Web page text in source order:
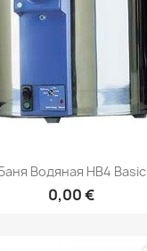
Водяная HB4 Basic
0,00 €